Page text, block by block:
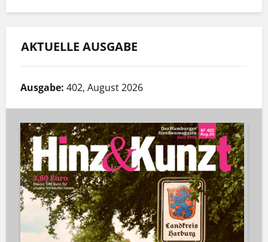
AKTUELLE AUSGABE
Ausgabe: 402, August 2026